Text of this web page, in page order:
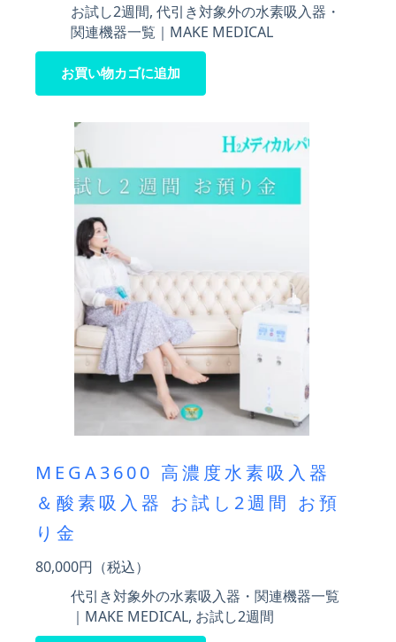
お試し2週間, 代引き対象外の水素吸入器・
関連機器一覧｜MAKE MEDICAL
お買い物カゴに追加
MEGA3600 高濃度水素吸入器
＆酸素吸入器 お試し2週間 お預
り金
80,000円（税込）
代引き対象外の水素吸入器・関連機器一覧
｜MAKE MEDICAL, お試し2週間